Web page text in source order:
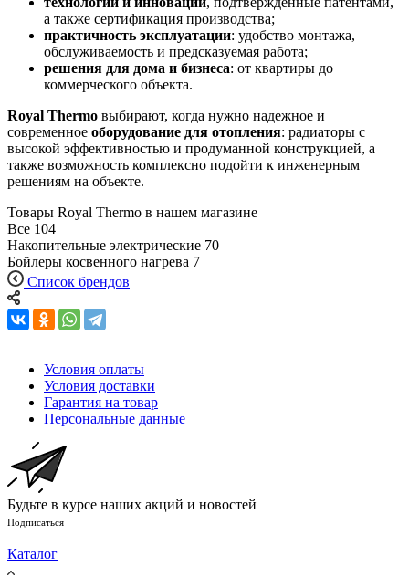
а также сертификация производства;
практичность эксплуатации: удобство монтажа,
обслуживаемость и предсказуемая работа;
решения для дома и бизнеса: от квартиры до
коммерческого объекта.
Royal Thermo выбирают, когда нужно надежное и
современное оборудование для отопления: радиаторы с
высокой эффективностью и продуманной конструкцией, а
также возможность комплексно подойти к инженерным
решениям на объекте.
Товары Royal Thermo в нашем магазине
Все 104
Накопительные электрические 70
Бойлеры косвенного нагрева 7
Список брендов
Условия оплаты
Условия доставки
Гарантия на товар
Персональные данные
Будьте в курсе наших акций и новостей
Подписаться
Каталог